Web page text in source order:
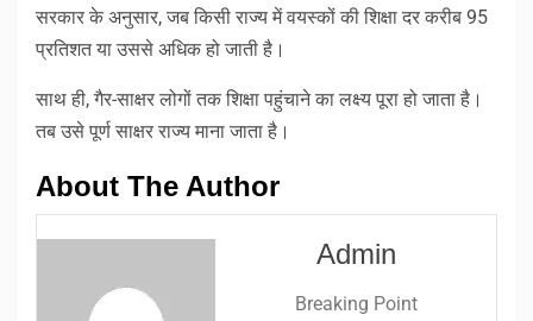
सरकार के अनुसार, जब किसी राज्य में वयस्कों की शिक्षा दर करीब 95
प्रतिशत या उससे अधिक हो जाती है।
साथ ही, गैर-साक्षर लोगों तक शिक्षा पहुंचाने का लक्ष्य पूरा हो जाता है।
तब उसे पूर्ण साक्षर राज्य माना जाता है।
About The Author
Admin
Breaking Point